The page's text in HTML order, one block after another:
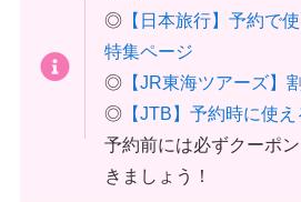
◎ 【日本旅行】予約で
特集ページ
◎ 【JR東海ツアーズ】
◎ 【JTB】予約時に使
予約前には必ずクーポ
きましょう！